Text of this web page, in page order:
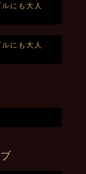
にも大人
にも大人